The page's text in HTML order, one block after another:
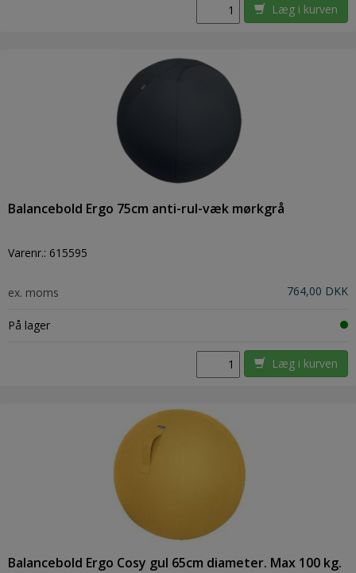
Læg i kurven
Balancebold Ergo 75cm anti-rul-væk mørkgrå
Varenr.: 615595
ex. moms 764,00 DKK
På lager
Læg i kurven
Balancebold Ergo Cosy gul 65cm diameter. Max 100 kg.